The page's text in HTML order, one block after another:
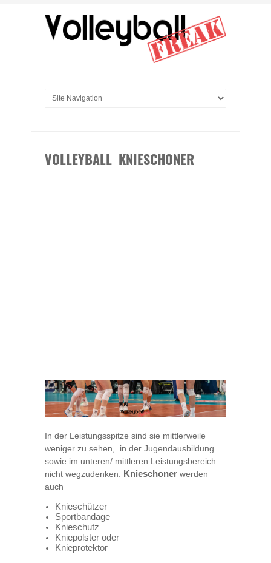
VOLLEYBALL KNIESCHONER
In der Leistungsspitze sind sie mittlerweile
weniger zu sehen, in der Jugendausbildung
sowie im unteren/ mittleren Leistungsbereich
nicht wegzudenken: Knieschoner werden
auch
Knieschützer
Sportbandage
Knieschutz
Kniepolster oder
Knieprotektor